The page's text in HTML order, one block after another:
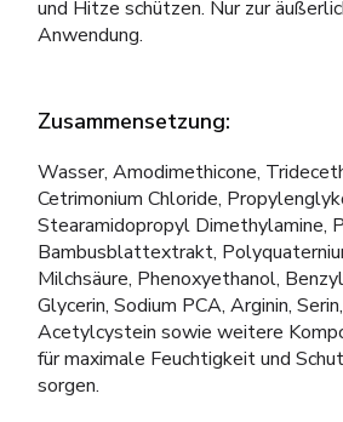
und Hitze schützen. Nur zur
Anwendung.
Zusammensetzung:
Wasser, Amodimethicone,
Cetrimonium Chloride,
Stearamidopropyl Dimethylamine,
Bambusblattextrakt,
Milchsäure, Phenoxyethanol,
Glycerin, Sodium PCA, Arginin,
Acetylcystein sowie weitere
für maximale Feuchtigkeit und
sorgen.